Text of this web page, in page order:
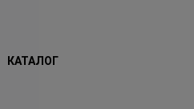
КАТАЛОГ